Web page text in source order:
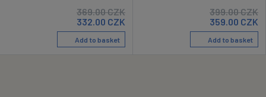
369.00CZK
332.00 CZK
Add to basket
399.00CZK
359.00 CZK
Add to basket